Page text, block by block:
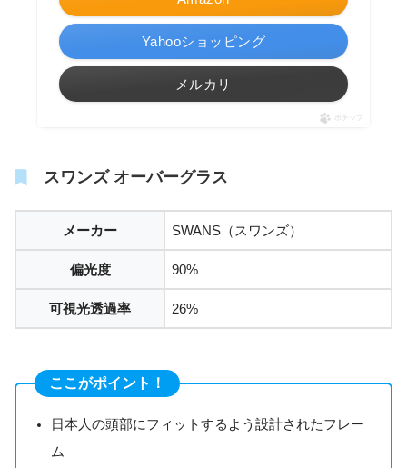
Yahooショッピング
メルカリ
ポチップ
スワンズ オーバーグラス
メーカー SWANS（スワンズ）
偏光度 90%
可視光透過率 26%
ここがポイント！
日本人の頭部にフィットするよう設計されたフレー
ム